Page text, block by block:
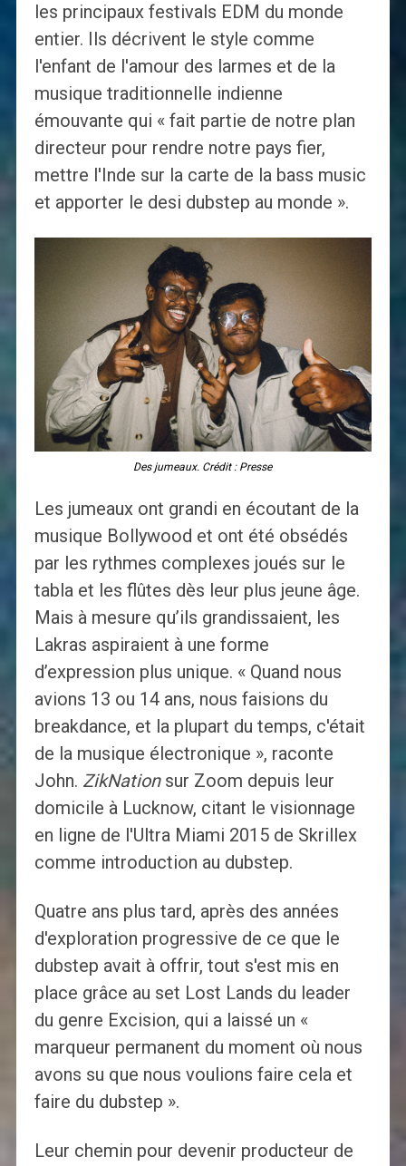
les principaux festivals EDM du monde
entier. Ils décrivent le style comme
l'enfant de l'amour des larmes et de la
musique traditionnelle indienne
émouvante qui « fait partie de notre plan
directeur pour rendre notre pays fier,
mettre l'Inde sur la carte de la bass music
et apporter le desi dubstep au monde ».
Des jumeaux. Crédit : Presse
Les jumeaux ont grandi en écoutant de la
musique Bollywood et ont été obsédés
par les rythmes complexes joués sur le
tabla et les flûtes dès leur plus jeune âge.
Mais à mesure qu’ils grandissaient, les
Lakras aspiraient à une forme
d’expression plus unique. « Quand nous
avions 13 ou 14 ans, nous faisions du
breakdance, et la plupart du temps, c'était
de la musique électronique », raconte
John. ZikNationsur Zoom depuis leur
domicile à Lucknow, citant le visionnage
en ligne de l'Ultra Miami 2015 de Skrillex
comme introduction au dubstep.
Quatre ans plus tard, après des années
d'exploration progressive de ce que le
dubstep avait à offrir, tout s'est mis en
place grâce au set Lost Lands du leader
du genre Excision, qui a laissé un «
marqueur permanent du moment où nous
avons su que nous voulions faire cela et
faire du dubstep ».
Leur chemin pour devenir producteur de